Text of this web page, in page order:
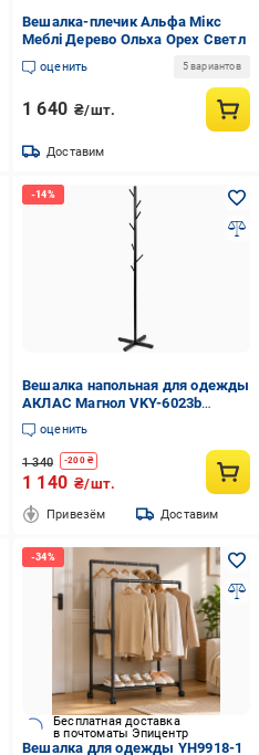
Вешалка-плечик Альфа Мікс
Меблі Дерево Ольха Орех Светл
оценить 5 вариантов
1 640 ₴/шт.
Доставим
Вешалка напольная для одежды
АКЛАС Магнол VKY-6023b
Черный
оценить
1 340 -200₴
1 140 ₴/шт.
Привезём Доставим
Бесплатная доставка
в почтоматы Эпицентр
Вешалка для одежды YH9918-1